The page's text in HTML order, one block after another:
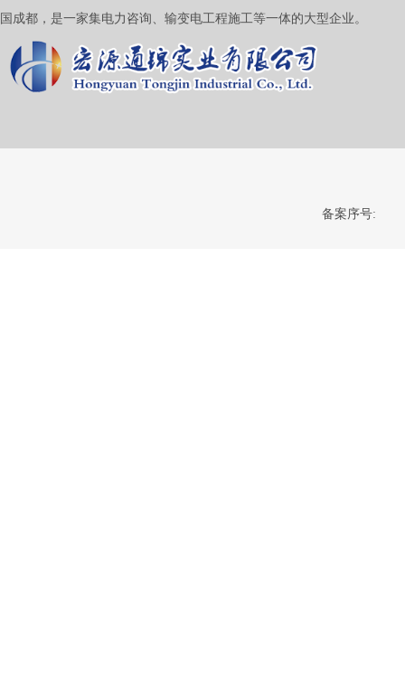
国成都，是一家集电力咨询、输变电工程施工等一体的大型企业。
备案序号: